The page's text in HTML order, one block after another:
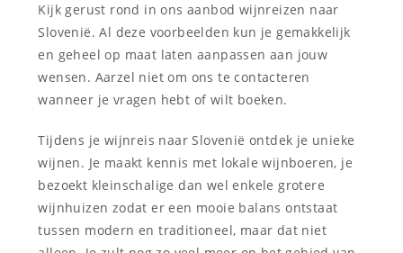
Kijk gerust rond in ons aanbod wijnreizen naar
Slovenië. Al deze voorbeelden kun je gemakkelijk
en geheel op maat laten aanpassen aan jouw
wensen. Aarzel niet om ons te contacteren
wanneer je vragen hebt of wilt boeken.
Tijdens je wijnreis naar Slovenië ontdek je unieke
wijnen. Je maakt kennis met lokale wijnboeren, je
bezoekt kleinschalige dan wel enkele grotere
wijnhuizen zodat er een mooie balans ontstaat
tussen modern en traditioneel, maar dat niet